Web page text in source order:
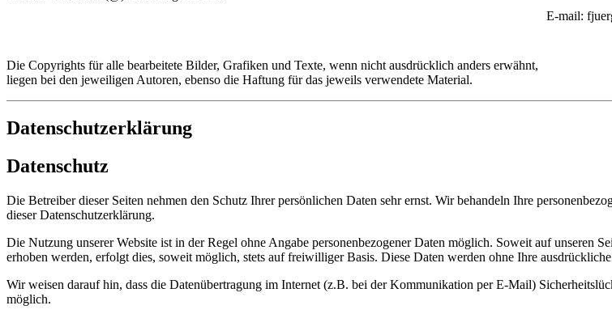
E-mail:
Die Copyrights für alle bearbeitete Bilder, Grafiken und Texte, wenn nicht ausdrücklich anders erwähnt,
liegen bei den jeweiligen Autoren, ebenso die Haftung für das jeweils verwendete Material.
Datenschutzerklärung
Datenschutz
Die Betreiber dieser Seiten nehmen den Schutz Ihrer persönlichen Daten sehr ernst. Wir behandeln Ihre
dieser Datenschutzerklärung.
Die Nutzung unserer Website ist in der Regel ohne Angabe personenbezogener Daten möglich. Soweit auf unseren
erhoben werden, erfolgt dies, soweit möglich, stets auf freiwilliger Basis. Diese Daten werden ohne Ihre
Wir weisen darauf hin, dass die Datenübertragung im Internet (z.B. bei der Kommunikation per E-Mail)
möglich.